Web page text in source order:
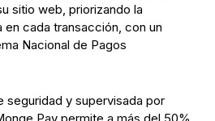
sitio web, priorizando la
cada transacción, con un
Nacional de Pagos
seguridad y supervisada por